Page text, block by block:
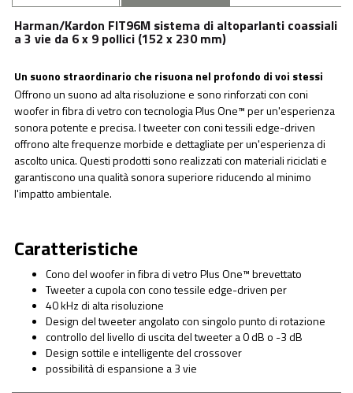
Harman/Kardon FIT96M sistema di altoparlanti coassiali
a 3 vie da 6 x 9 pollici (152 x 230 mm)
Un suono straordinario che risuona nel profondo di voi stessi
Offrono un suono ad alta risoluzione e sono rinforzati con coni
woofer in fibra di vetro con tecnologia Plus One™ per un'esperienza
sonora potente e precisa. I tweeter con coni tessili edge-driven
offrono alte frequenze morbide e dettagliate per un'esperienza di
ascolto unica. Questi prodotti sono realizzati con materiali riciclati e
garantiscono una qualità sonora superiore riducendo al minimo
l'impatto ambientale.
Caratteristiche
Cono del woofer in fibra di vetro Plus One™ brevettato
Tweeter a cupola con cono tessile edge-driven per
40 kHz di alta risoluzione
Design del tweeter angolato con singolo punto di rotazione
controllo del livello di uscita del tweeter a 0 dB o -3 dB
Design sottile e intelligente del crossover
possibilità di espansione a 3 vie